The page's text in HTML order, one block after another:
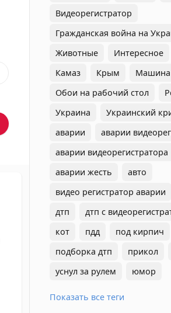
Видеорегистратор
Гражданская война на
Животные
Интересное
Камаз
Крым
Машина
Обои на рабочий стол
Украина
Украинский
аварии
аварии
аварии видеорегистратора
аварии жесть
авто
видео регистратор аварии
дтп
дтп с
кот
пдд под кирпич
подборка дтп
прикол
уснул за рулем
юмор
Показать все теги